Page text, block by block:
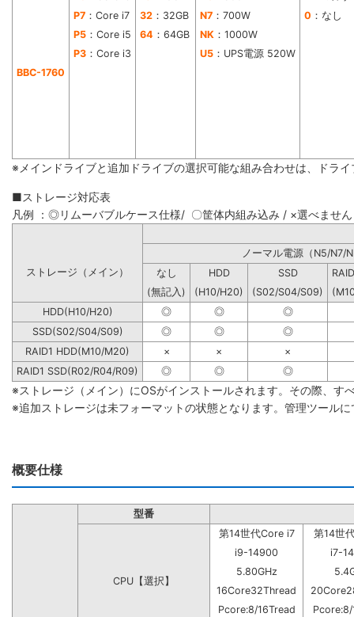
BBC-1760
P7 ：Core i7 32 ：32GB N7 ：700W 0 ：なし
P5 ：Core i5 64 ：64GB NK ：1000W
P3 ：Core i3 U5 ：UPS電源 520W
※メインドライブと追加ドライブの選択可能な組み合わせは、ドラ
■ストレージ対応表
凡例 ：◎リムーバブルケース仕様/ 〇筐体内組み込み / ×選べません
ノーマル電源（N5/N7/
ストレージ（メイン）
なし HDD SSD
(無記入)
(H10/H20) (S02/S04/S09)
HDD(H10/H20)
◎ ◎
◎
SSD(S02/S04/S09)
◎ ◎
◎
RAID1 HDD(M10/M20)
× ×
×
RAID1 SSD(R02/R04/R09)
◎ ◎ ◎
※ストレージ（メイン）にOSがインストールされます。その際、す
※追加ストレージは未フォーマットの状態となります。管理ツール
概要仕様
型番
CPU【選択】
第14世代Core i7
第14世
i9-14900
i7-
5.80GHz
16Core32Thread
Pcore:8/16Tread